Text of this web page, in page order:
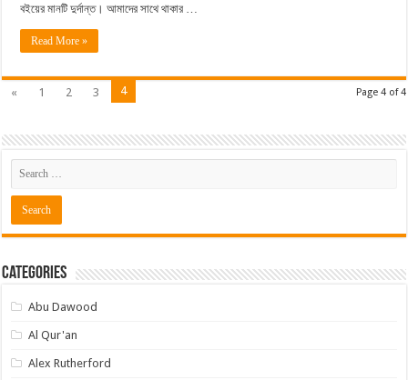
বইয়ের মানটি দুর্দান্ত। আমাদের সাথে থাকার …
Read More »
Page 4 of 4
« 1 2 3 4
Categories
Abu Dawood
Al Qur'an
Alex Rutherford